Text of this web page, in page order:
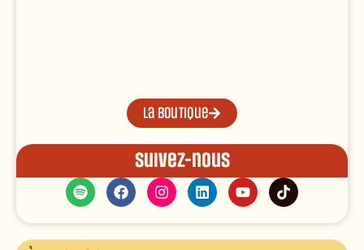
La boutique
Suivez-nous